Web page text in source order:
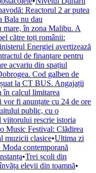
Reactorul 2 ar putea
Bala nu dau
mare, în zona Malibu. A
către toți românii:
Energiei avertizează
de finanțare pentru
acvariu din spațiul
Cod galben de
la CT BUS. Angajații
în calcul limitarea
fi anunțate cu 24 de ore
public, cu o
viitorului rescrie istoria
Festival: Clădirea
muzicii clasice•Ultima zi
contemporană
•Trei școli din
elevii din toamnă•